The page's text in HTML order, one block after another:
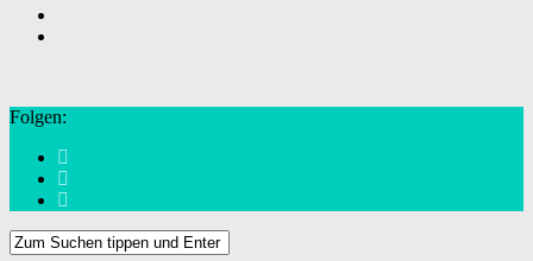
Folgen: